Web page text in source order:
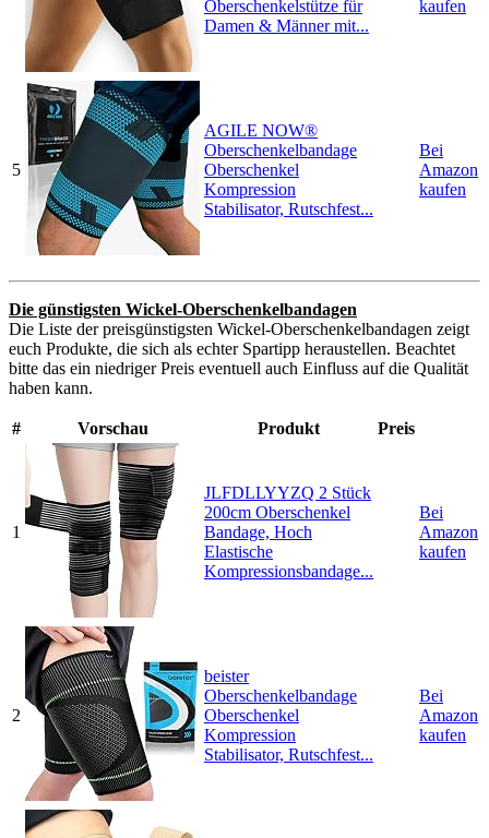
Oberschenkelstütze für
Damen & Männer mit...
kaufen
5
AGILE NOW®
Oberschenkelbandage
Oberschenkel
Kompression
Stabilisator, Rutschfest...
Bei
Amazon
kaufen
Die günstigsten Wickel-Oberschenkelbandagen
Die Liste der preisgünstigsten Wickel-Oberschenkelbandagen zeigt
euch Produkte, die sich als echter Spartipp heraustellen. Beachtet
bitte das ein niedriger Preis eventuell auch Einfluss auf die Qualität
haben kann.
# Vorschau Produkt Preis
1
JLFDLLYYZQ 2 Stück
200cm Oberschenkel
Bandage, Hoch
Elastische
Kompressionsbandage...
Bei
Amazon
kaufen
2
beister
Oberschenkelbandage
Oberschenkel
Kompression
Stabilisator, Rutschfest...
Bei
Amazon
kaufen